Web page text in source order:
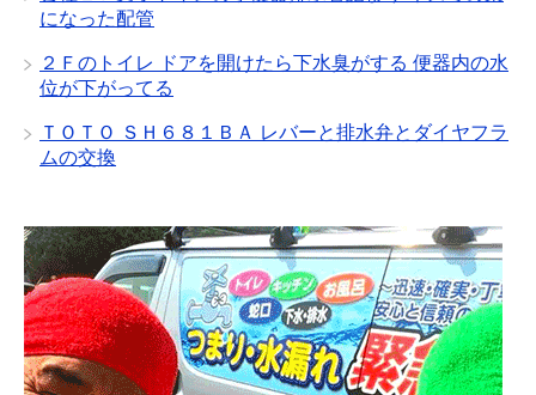
になった配管
２Ｆのトイレ ドアを開けたら下水臭がする 便器内の水
位が下がってる
ＴＯＴＯ ＳＨ６８１ＢＡ レバーと排水弁とダイヤフラ
ムの交換